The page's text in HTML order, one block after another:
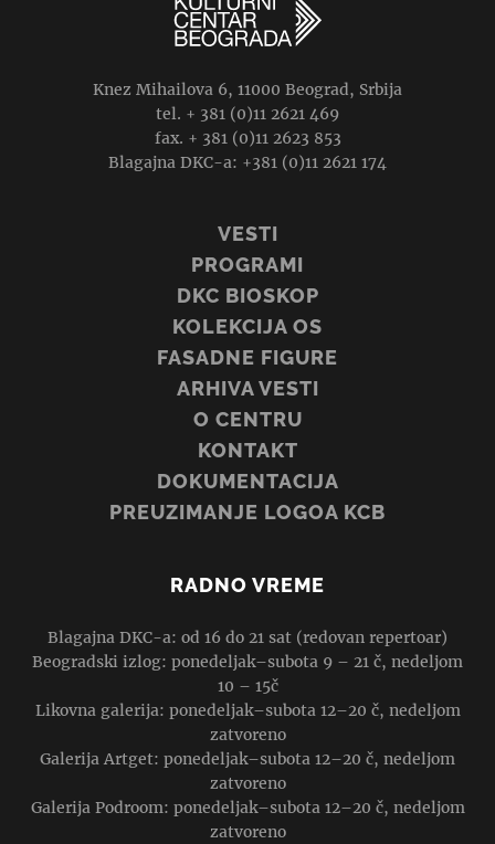
Knez Mihailova 6, 11000 Beograd, Srbija
tel. + 381 (0)11 2621 469
fax. + 381 (0)11 2623 853
Blagajna DKC-a: +381 (0)11 2621 174
VESTI
PROGRAMI
DKC BIOSKOP
KOLEKCIJA OS
FASADNE FIGURE
ARHIVA VESTI
O CENTRU
KONTAKT
DOKUMENTACIJA
PREUZIMANJE LOGOA KCB
RADNO VREME
Blagajna DKC-a: od 16 do 21 sat (redovan repertoar)
Beogradski izlog: ponedeljak–subota 9 – 21 č, nedeljom
10 – 15č
Likovna galerija: ponedeljak–subota 12–20 č, nedeljom
zatvoreno
Galerija Artget: ponedeljak–subota 12–20 č, nedeljom
zatvoreno
Galerija Podroom: ponedeljak–subota 12–20 č, nedeljom
zatvoreno